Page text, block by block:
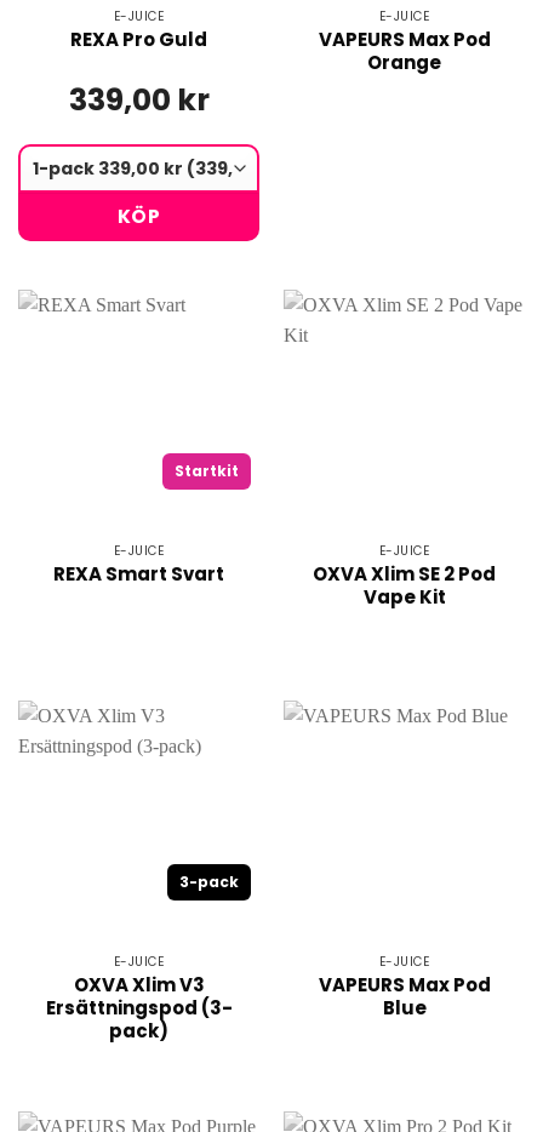
E-JUICE
REXA Pro Guld
339,00 kr
KÖP
E-JUICE
VAPEURS Max Pod
Orange
Startkit
E-JUICE
REXA Smart Svart
E-JUICE
OXVA Xlim SE 2 Pod
Vape Kit
3-pack
E-JUICE
OXVA Xlim V3
Ersättningspod (3-
pack)
E-JUICE
VAPEURS Max Pod
Blue